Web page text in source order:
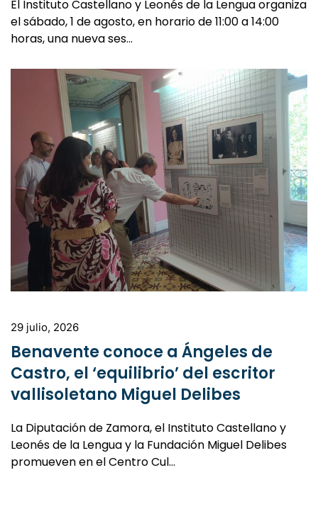
El Instituto Castellano y Leonés de la Lengua organiza
el sábado, 1 de agosto, en horario de 11:00 a 14:00
29 julio, 2026
Benavente conoce a Ángeles de
Castro, el ‘equilibrio’ del escritor
La Diputación de Zamora, el Instituto Castellano y
Leonés de la Lengua y la Fundación Miguel Delibes